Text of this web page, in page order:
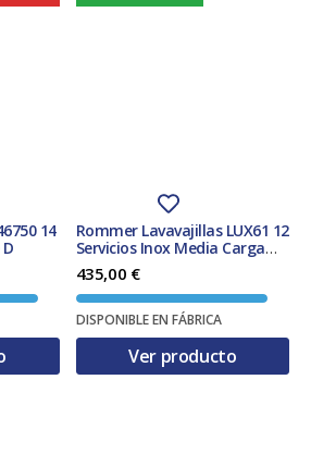
14
Rommer Lavavajillas LUX61 12
Servicios Inox Media Carga
Clase E
435,00 €
DISPONIBLE EN FÁBRICA
Ver producto